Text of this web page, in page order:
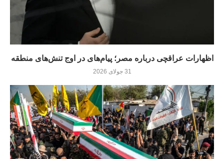
اظهارات عراقچی درباره مصر؛ پیام‌های در اوج تنش‌های منطقه
31 جولای 2026